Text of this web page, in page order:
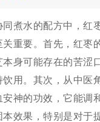
煮水的配方中，红
重要。首先，红枣
本身可能存在的苦涩
用。其次，从中医
神的功效，它能调
效果，特别是对于